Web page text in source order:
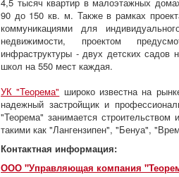
90 до 150 кв. м. Также в рамках
коммуникациями для
недвижимости, проектом
инфраструктуры - двух детских
школ на 550 мест каждая.
УК "Теорема" широко известна на
надежный застройщик и
"Теорема" занимается
такими как "Лангензипен", "Бенуа",
Контактная информация:
ООО "Управляющая компания